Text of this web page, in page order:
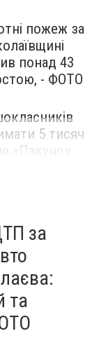
пожеж за
понад 43
- ФОТО
5 тисяч
«Пакунок
за
та